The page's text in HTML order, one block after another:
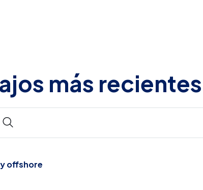
más recientes
y offshore